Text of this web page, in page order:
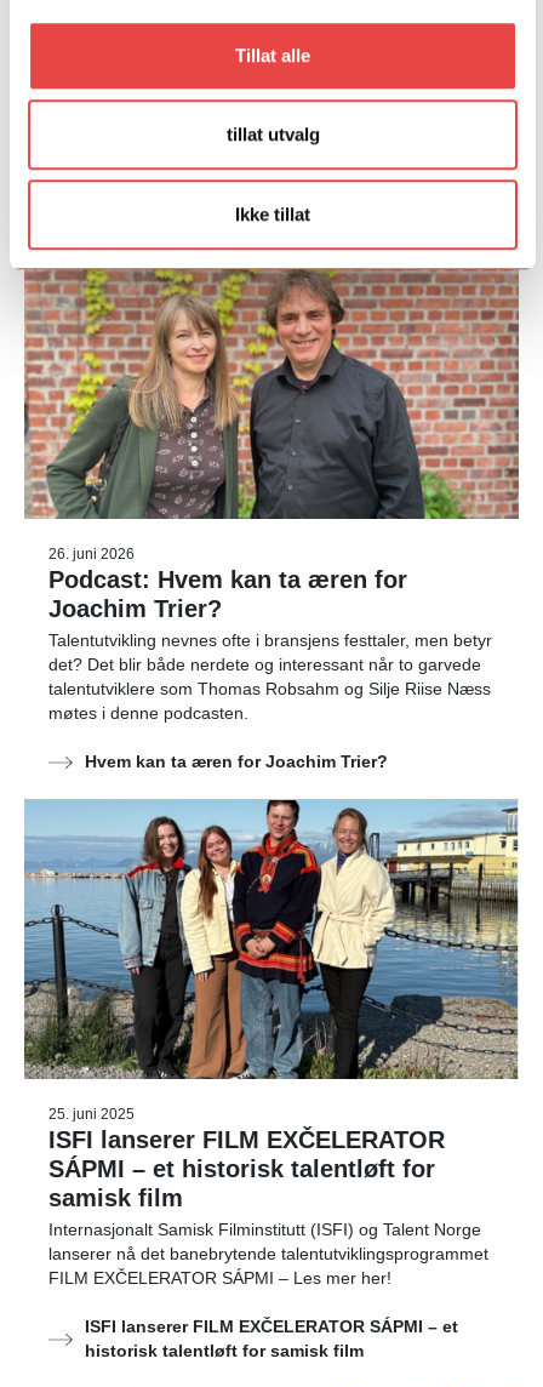
Tillat alle
tillat utvalg
Ikke tillat
26. juni 2026
Podcast: Hvem kan ta æren for
Joachim Trier?
Talentutvikling nevnes ofte i bransjens festtaler, men betyr
det? Det blir både nerdete og interessant når to garvede
talentutviklere som Thomas Robsahm og Silje Riise Næss
møtes i denne podcasten.
Hvem kan ta æren for Joachim Trier?
25. juni 2025
ISFI lanserer FILM EXČELERATOR
SÁPMI – et historisk talentløft for
samisk film
Internasjonalt Samisk Filminstitutt (ISFI) og Talent Norge
lanserer nå det banebrytende talentutviklingsprogrammet
FILM EXČELERATOR SÁPMI – Les mer her!
ISFI lanserer FILM EXČELERATOR SÁPMI – et
historisk talentløft for samisk film